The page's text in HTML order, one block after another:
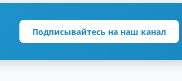
Подписывайтесь на наш канал